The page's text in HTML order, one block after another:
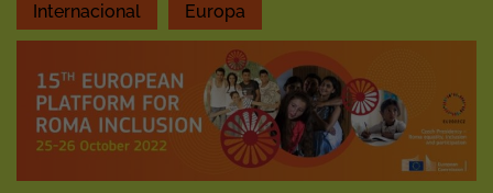
Internacional Europa